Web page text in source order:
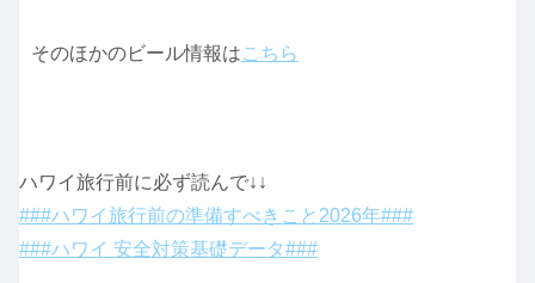
そのほかのビール情報はこちら
ハワイ旅行前に必ず読んで↓↓
###ハワイ旅行前の準備すべきこと2026年###
###ハワイ 安全対策基礎データ###